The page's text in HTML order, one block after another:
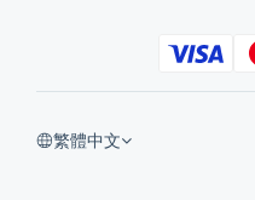
繁體中文